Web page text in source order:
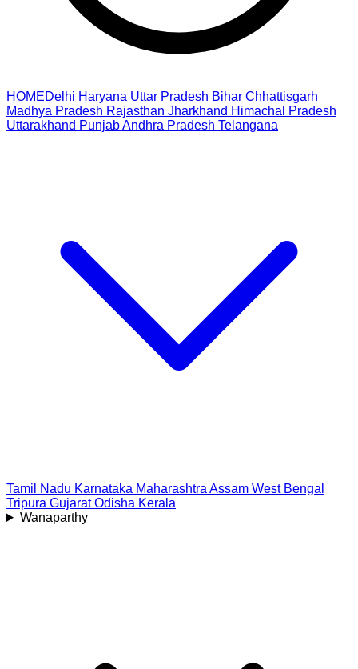
HOMEDelhi Haryana Uttar Pradesh Bihar Chhattisgarh
Madhya Pradesh Rajasthan Jharkhand Himachal Pradesh
Uttarakhand PunjabAndhra Pradesh Telangana
Tamil Nadu Karnataka Maharashtra Assam West Bengal
Tripura Gujarat Odisha Kerala
Wanaparthy